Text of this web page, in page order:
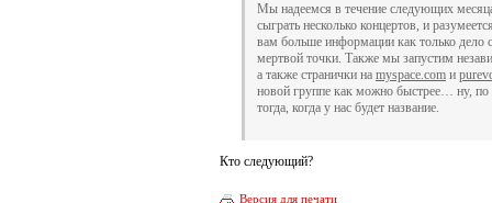
Мы надеемся в течение следующих
сыграть несколько концертов, и
вам больше информации как только дело
мертвой точки. Также мы запустим
а также странички на myspace.com и
новой группе как можно быстрее… ну, по
тогда, когда у нас будет название.
Кто следующий?
Версия для печати